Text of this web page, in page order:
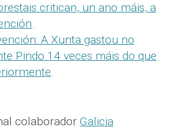
critican, un ano máis, a
.
A Xunta gastou no
Pindo 14 veces máis do que
.
colaborador Galicia